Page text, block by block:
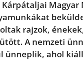
Magyar
rajzok,
A nemzeti
ünneplik, ahol